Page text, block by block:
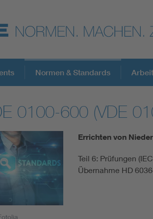
Security
Normen & Standards
0100-600 (VDE
Errichten von
Teil 6: Prüfungen
Übernahme HD